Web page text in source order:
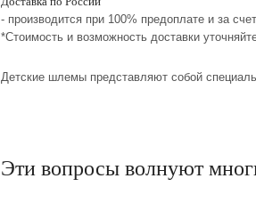
- производится при 100% предоплате и за
*Стоимость и возможность доставки
Детские шлемы представляют собой
Эти вопросы волнуют